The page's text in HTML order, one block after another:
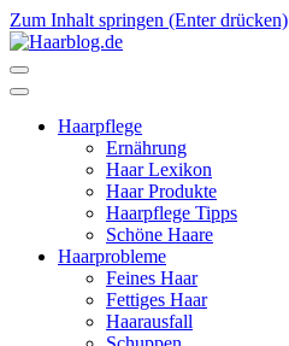
Zum Inhalt springen (Enter drücken)
Haarpflege
Ernährung
Haar Lexikon
Haar Produkte
Haarpflege Tipps
Schöne Haare
Haarprobleme
Feines Haar
Fettiges Haar
Haarausfall